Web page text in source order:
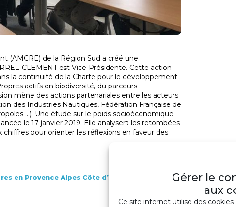
Gérer le
aux
Ce site internet utilise des
(AMCRE) de la Région Sud a créé une
CLEMENT est Vice-Présidente. Cette action
la continuité de la Charte pour le développement
actifs en biodiversité, du parcours
mène des actions partenariales entre les acteurs
des Industries Nautiques, Fédération Française de
…). Une étude sur le poids socioéconomique
le 17 janvier 2019. Elle analysera les retombées
pour orienter les réflexions en faveur des
en Provence Alpes Côte d’Azur du 7 décembre 2018